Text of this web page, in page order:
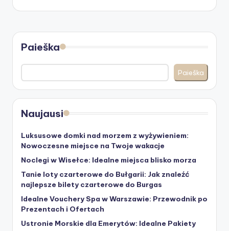
Paieška
Paieška
Naujausi
Luksusowe domki nad morzem z wyżywieniem:
Nowoczesne miejsce na Twoje wakacje
Noclegi w Wisełce: Idealne miejsca blisko morza
Tanie loty czarterowe do Bułgarii: Jak znaleźć
najlepsze bilety czarterowe do Burgas
Idealne Vouchery Spa w Warszawie: Przewodnik po
Prezentach i Ofertach
Ustronie Morskie dla Emerytów: Idealne Pakiety